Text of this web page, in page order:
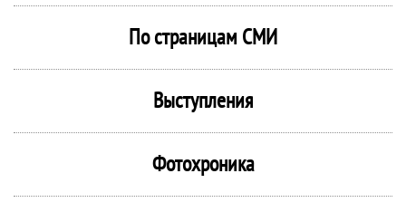
По страницам СМИ
Выступления
Фотохроника